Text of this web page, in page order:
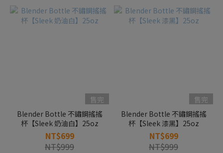
售完
Blender Bottle 不鏽鋼搖搖
杯【Sleek 奶油白】25oz
NT$699
NT$999
售完
Blender Bottle 不鏽鋼搖搖
杯【Sleek 漆黑】25oz
NT$699
NT$999